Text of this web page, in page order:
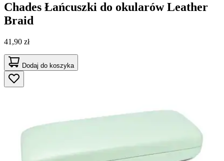
Chades Łańcuszki do okularów Leather
Braid
41,90 zł
Dodaj do koszyka